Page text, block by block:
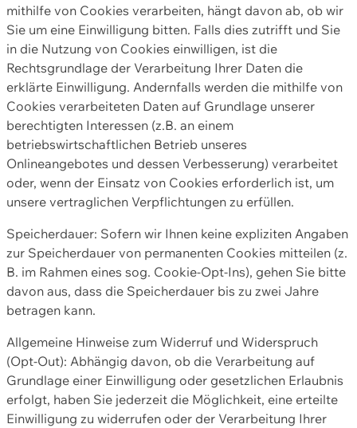
mithilfe von Cookies verarbeiten, hängt davon ab, ob wir
Sie um eine Einwilligung bitten. Falls dies zutrifft und Sie
in die Nutzung von Cookies einwilligen, ist die
Rechtsgrundlage der Verarbeitung Ihrer Daten die
erklärte Einwilligung. Andernfalls werden die mithilfe von
Cookies verarbeiteten Daten auf Grundlage unserer
berechtigten Interessen (z.B. an einem
betriebswirtschaftlichen Betrieb unseres
Onlineangebotes und dessen Verbesserung) verarbeitet
oder, wenn der Einsatz von Cookies erforderlich ist, um
unsere vertraglichen Verpflichtungen zu erfüllen.
Speicherdauer: Sofern wir Ihnen keine expliziten Angaben
zur Speicherdauer von permanenten Cookies mitteilen (z.
B. im Rahmen eines sog. Cookie-Opt-Ins), gehen Sie bitte
davon aus, dass die Speicherdauer bis zu zwei Jahre
betragen kann.
Allgemeine Hinweise zum Widerruf und Widerspruch
(Opt-Out): Abhängig davon, ob die Verarbeitung auf
Grundlage einer Einwilligung oder gesetzlichen Erlaubnis
erfolgt, haben Sie jederzeit die Möglichkeit, eine erteilte
Einwilligung zu widerrufen oder der Verarbeitung Ihrer